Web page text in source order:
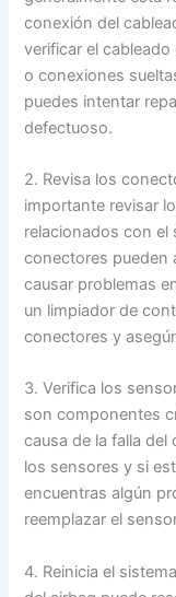
conexión del
verificar el
o conexiones
puedes intentar
defectuoso.
2. Revisa los
importante revisar
relacionados con el
conectores pueden
causar problemas
un limpiador de
conectores y
3. Verifica los
son componentes
causa de la falla
los sensores y si
encuentras algún
reemplazar el
4. Reinicia el